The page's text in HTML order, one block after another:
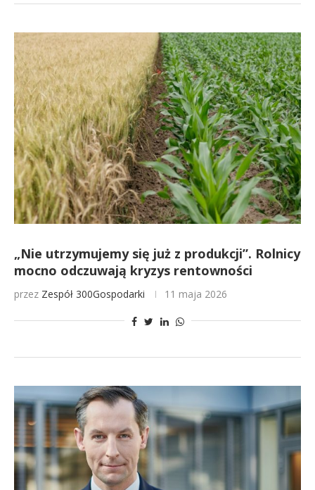
„Nie utrzymujemy się już z produkcji”. Rolnicy
mocno odczuwają kryzys rentowności
przez Zespół 300Gospodarki 11 maja 2026